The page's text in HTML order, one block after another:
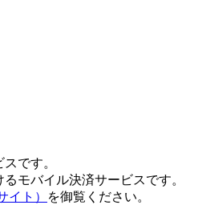
です。
モバイル決済サービスです。
イト） を御覧ください。